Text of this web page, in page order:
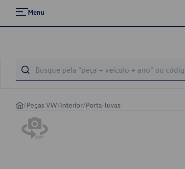
Menu
/Peças VW/Interior/Porta-luvas